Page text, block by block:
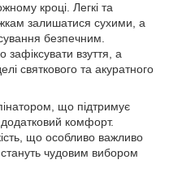
кроці. Легкі та
залишатися сухими, а
безпечним.
зафіксувати взуття, а
святкового та акуратного
що підтримує
комфорт.
що особливо важливо
чудовим вибором